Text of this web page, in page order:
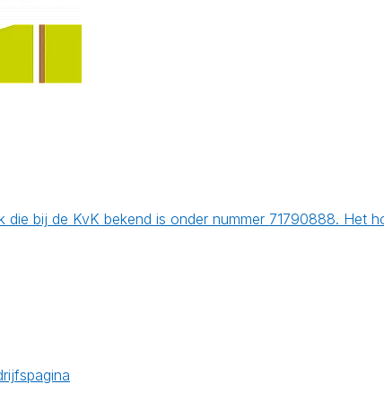
die bij de KvK bekend is onder nummer 71790888. Het